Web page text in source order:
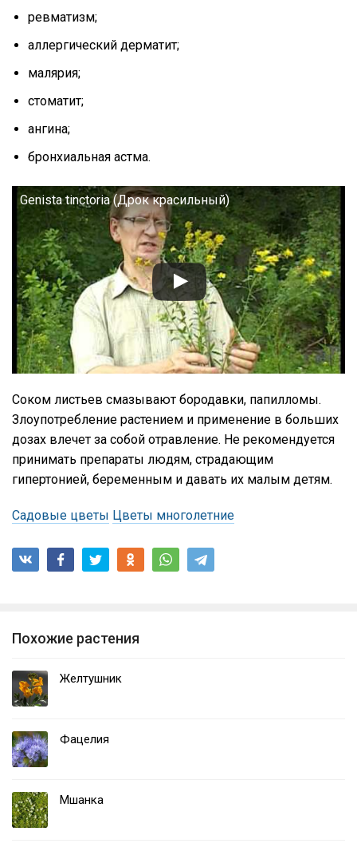
ревматизм;
аллергический дерматит;
малярия;
стоматит;
ангина;
бронхиальная астма.
Genista tinctoria (Дрок красильный)
Соком листьев смазывают бородавки, папилломы.
Злоупотребление растением и применение в больших
дозах влечет за собой отравление. Не рекомендуется
принимать препараты людям, страдающим
гипертонией, беременным и давать их малым детям.
Садовые цветы Цветы многолетние
Похожие растения
Желтушник
Фацелия
Мшанка